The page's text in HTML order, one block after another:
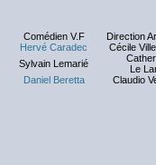
Comédien V.F
Direction
Hervé Caradec
Cécile
Sylvain Lemarié
Le
Daniel Beretta Claudio